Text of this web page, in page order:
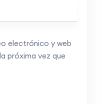
electrónico y web
próxima vez que